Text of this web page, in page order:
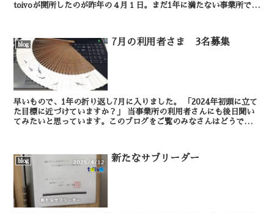
toivoが開所したのが昨年の４月１日。まだ1年に満たない事業所です
blog 7月の利用者さま 3名募集
早いもので、1年の折り返し7月に入りました。 「2024年初頭に立て
た目標に近づけていますか？」 当事業所の利用者さんにも後日聞い
てみたいと思っています。このブログをご覧のみなさんはどうです
blog 新たなサブリーダー